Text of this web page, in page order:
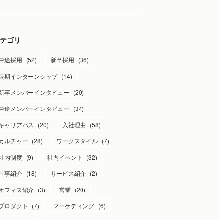
ゴリ
途採用 (52) 新卒採用 (36)
期インターンシップ (14)
卒メンバーインタビュー (20)
途メンバーインタビュー (34)
ャリアパス
(20) 入社理由 (58)
ルチャー (28) ワークスタイル (7)
内制度 (9) 社内イベント (32)
事紹介 (18) サービス紹介 (2)
フィス紹介 (3) 営業 (20)
ロダクト
(7) マーケティング (6)